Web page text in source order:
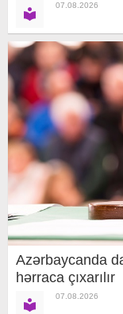
07.08.2026
Azərbaycanda
hərraca çıxarılır
07.08.2026